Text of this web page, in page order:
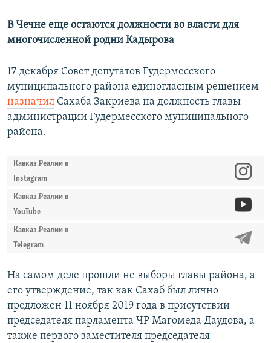
В Чечне еще остаются должности во власти для
многочисленной родни Кадырова
17 декабря Совет депутатов Гудермесского
муниципального района единогласным решением
назначил Сахаба Закриева на должность главы
администрации Гудермесского муниципального
района.
Кавказ.Реалии в
Instagram
Кавказ.Реалии в
YouTube
Кавказ.Реалии в
Telegram
На самом деле прошли не выборы главы района, а
его утверждение, так как Сахаб был лично
предложен 11 ноября 2019 года в присутствии
председателя парламента ЧР Магомеда Даудова, а
также первого заместителя председателя